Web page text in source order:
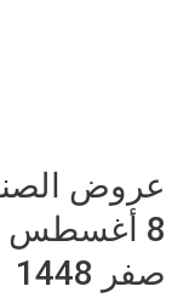
عروض
صفر 1448